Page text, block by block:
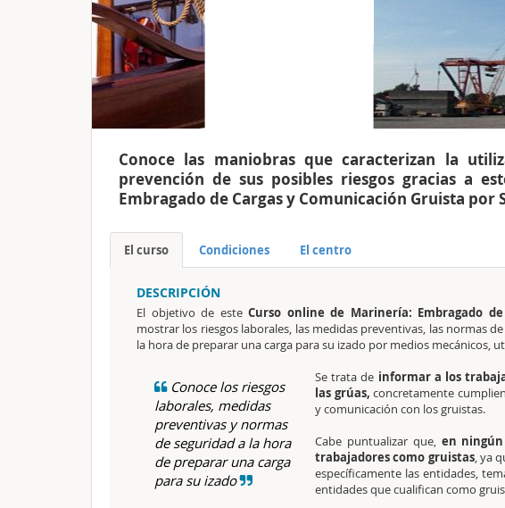
Conoce las maniobras que caracterizan la
prevención de sus posibles riesgos gracias a
Embragado de Cargas y Comunicación Gruista por
El curso Condiciones El centro
DESCRIPCIÓN
El objetivo de este Curso online de Marinería: Embragado
mostrar los riesgos laborales, las medidas preventivas, las normas
la hora de preparar una carga para su izado por medios mecánicos,
Conoce los riesgos
laborales, medidas
preventivas y normas
de seguridad a la hora
de preparar una carga
para su izado
Se trata de informar a los
las grúas, concretamente
y comunicación con los gruistas.
Cabe puntualizar que,en ningún
trabajadores como gruistas, ya
específicamente las entidades,
entidades que cualifican como